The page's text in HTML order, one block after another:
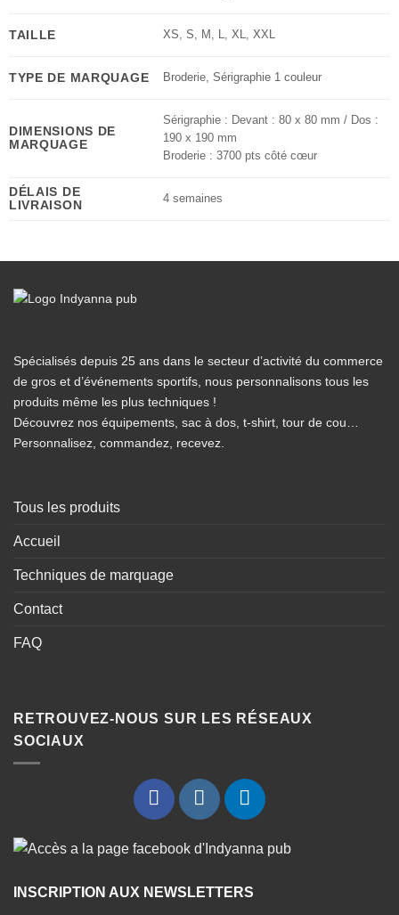
TAILLE XS, S, M , L, XL, XXL
TYPE DE MARQUAGE Broderie, Sérigraphie 1 couleur
DIMENSIONS DE
MARQUAGE
Sérigraphie : Devant : 80 x 80 mm / Dos :
190 x 190 mm
Broderie : 3700 pts côté cœur
DÉLAIS DE
LIVRAISON
4 semaines
Spécialisés depuis 25 ans dans le secteur d’activité du commerce
de gros et d’événements sportifs, nous personnalisons tous les
produits même les plus techniques !
Découvrez nos équipements, sac à dos, t-shirt, tour de cou…
Personnalisez, commandez, recevez.
Tous les produits
Accueil
Techniques de marquage
Contact
FAQ
RETROUVEZ-NOUS SUR LES RÉSEAUX
SOCIAUX
INSCRIPTION AUX NEWSLETTERS